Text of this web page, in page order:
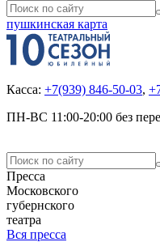
пушкинская карта
Касса: +7(939) 846-50-03,
ПН-ВС 11:00-20:00 без
Пресса
Московского
губернского
театра
Вся пресса